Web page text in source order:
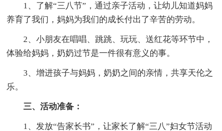
1、了解“三八节”，通过亲子活动，让幼儿知道妈妈
养育了我们，妈妈为我们的成长付出了辛苦的劳动。
2、小朋友在唱唱、跳跳、玩玩、送红花等环节中，
体验给妈妈，奶奶过节是一件很有意义的事。
3、增进孩子与妈妈，奶奶之间的亲情，共享天伦之
乐。
三、活动准备：
1、发放“告家长书”，让家长了解“三八”妇女节活动